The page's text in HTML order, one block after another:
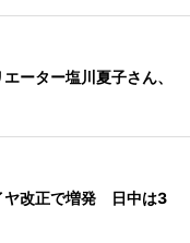
ーター塩川夏子さん、
ヤ改正で増発 日中は3